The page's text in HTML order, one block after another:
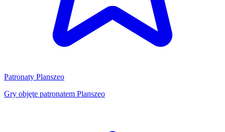
Patronaty Planszeo
Gry objęte patronatem Planszeo